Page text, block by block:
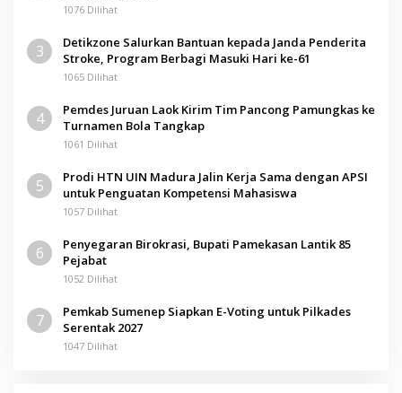
1076 Dilihat
3
Detikzone Salurkan Bantuan kepada Janda Penderita
Stroke, Program Berbagi Masuki Hari ke-61
1065 Dilihat
4
Pemdes Juruan Laok Kirim Tim Pancong Pamungkas ke
Turnamen Bola Tangkap
1061 Dilihat
5
Prodi HTN UIN Madura Jalin Kerja Sama dengan APSI
untuk Penguatan Kompetensi Mahasiswa
1057 Dilihat
6
Penyegaran Birokrasi, Bupati Pamekasan Lantik 85
Pejabat
1052 Dilihat
7
Pemkab Sumenep Siapkan E-Voting untuk Pilkades
Serentak 2027
1047 Dilihat